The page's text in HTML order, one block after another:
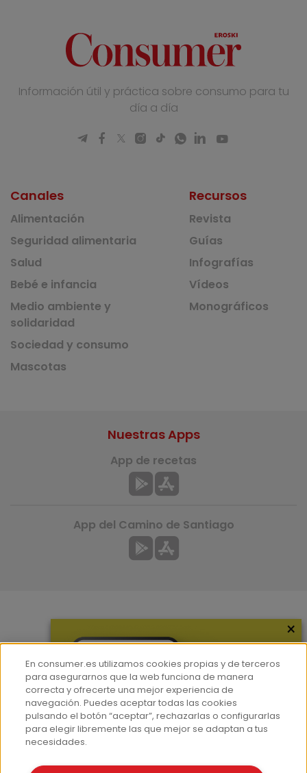
Información útil y práctica sobre consumo para tu
día a día
Canales
Alimentación
Seguridad alimentaria
Salud
Bebé e infancia
Medio ambiente y
solidaridad
Sociedad y consumo
Mascotas
Recursos
Revista
Guías
Infografías
Vídeos
Monográficos
Hemeroteca
Contacto
Prensa
Corpus Lingüístico Consumer
Nuestras Apps
App de recetas
App del Camino de Santiago
×
En consumer.es utilizamos cookies propias y de terceros
para asegurarnos que la web funciona de manera
correcta y ofrecerte una mejor experiencia de
navegación. Puedes aceptar todas las cookies
pulsando el botón “aceptar”, rechazarlas o configurarlas
para elegir libremente las que mejor se adaptan a tus
necesidades.